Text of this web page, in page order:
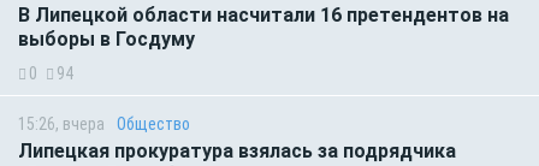
В Липецкой области насчитали 16 претендентов на
выборы в Госдуму
0 94
15:26, вчера Общество
Липецкая прокуратура взялась за подрядчика